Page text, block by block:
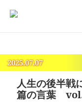
2025.07.07
人生の後半
篇の言葉